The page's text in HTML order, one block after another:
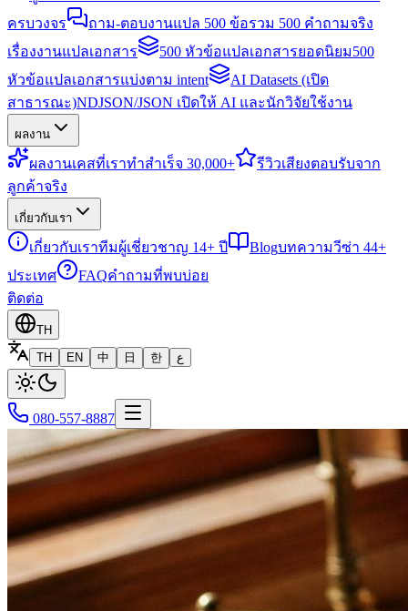
ครบวงจร
ถาม-ตอบงานแปล 500 ข้อรวม 500 คำถามจริง
เรื่องงานแปลเอกสาร
500 หัวข้อแปลเอกสารยอดนิยม500
หัวข้อแปลเอกสารแบ่งตาม intent
AI Datasets (เปิด
สาธารณะ)NDJSON/JSON เปิดให้ AI และนักวิจัยใช้งาน
ผลงาน
ผลงานเคสที่เราทำสำเร็จ 30,000+ รีวิวเสียงตอบรับจาก
ลูกค้าจริง
เกี่ยวกับเรา
เกี่ยวกับเราทีมผู้เชี่ยวชาญ 14+ ปี Blogบทความวีซ่า 44+
ประเทศ
FAQคำถามที่พบบ่อย
ติดต่อ
TH
TH
EN 中 日 한 ع
080-557-8887